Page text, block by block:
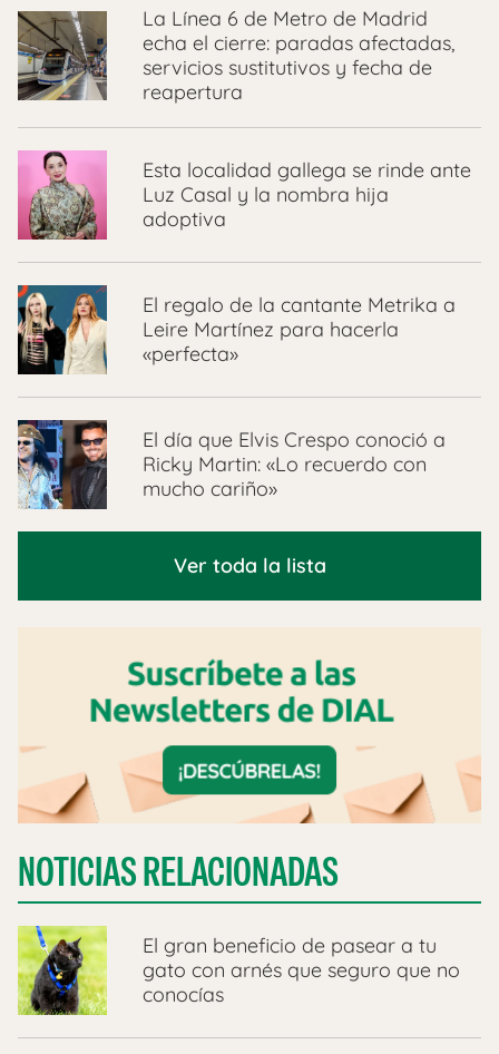
La Línea 6 de Metro de Madrid
echa el cierre: paradas afectadas,
servicios sustitutivos y fecha de
reapertura
Esta localidad gallega se rinde ante
Luz Casal y la nombra hija
adoptiva
El regalo de la cantante Metrika a
Leire Martínez para hacerla
«perfecta»
El día que Elvis Crespo conoció a
Ricky Martin: «Lo recuerdo con
mucho cariño»
Ver toda la lista
NOTICIAS RELACIONADAS
​El gran beneficio de pasear a tu
gato con arnés que seguro que no
conocías